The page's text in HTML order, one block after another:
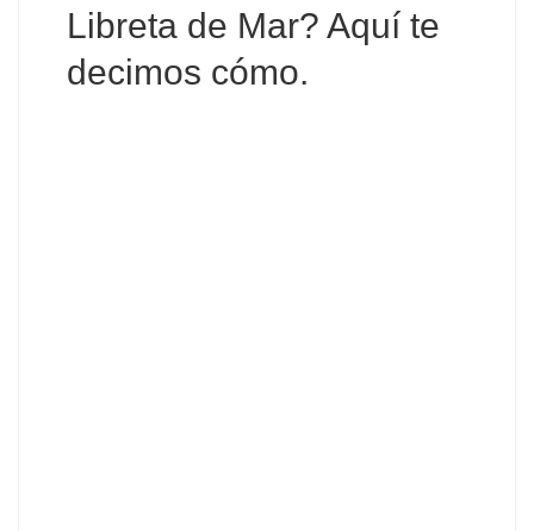
Libreta de Mar? Aquí te
decimos cómo.